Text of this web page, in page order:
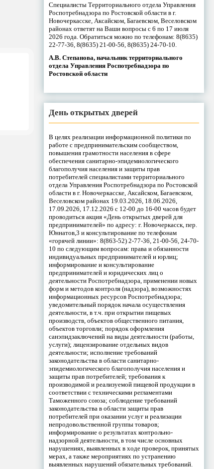
Специалисты Территориального отдела Управления
Роспотребнадзора по Ростовской области в г.
Новочеркасске, Аксайском, Багаевском, Веселовском
районах ответят на Ваши вопросы с 6 по 17 июля
2026 года. Обратиться можно по телефонам: 8(8635)
22-77-36, 8(8635) 21-00-56, 8(8635) 24-70-10.
А.В. Степанова, начальник территориального
отдела Управления Роспотребнадзора по
Ростовской области
День открытых дверей
В целях реализации информационной политики по
работе с предпринимательским сообществом,
повышения грамотности населения в сфере
обеспечения санитарно-эпидемиологического
благополучия населения и защиты прав
потребителей специалистами территориального
отдела Управления Роспотребнадзора по Ростовской
области в г. Новочеркасске, Аксайском, Багаевском,
Веселовском районах 19.03.2026, 18.06.2026,
17.09.2026, 17.12.2026 с 12-00 до 16-00 часов будет
проводиться акция «День открытых дверей для
предпринимателей» по адресу: г. Новочеркасск, пер.
Юннатов,3 и консультирование по телефонам
«горячей линии»: 8(863-52) 2-77-36, 21-00-56, 24-70-
10 по следующим вопросам: права и обязанности
индивидуальных предпринимателей и юрлиц;
информирование и консультирование
предпринимателей и юридических лиц о
деятельности Роспотребнадзора, применении новых
форм и методов контроля (надзора), возможностях
информационных ресурсов Роспотребнадзора;
уведомительный порядок начала осуществления
деятельности, в т.ч. при открытии пищевых
производств, объектов общественного питания,
объектов торговли; порядок оформления
санэпидзаключений на виды деятельности (работы,
услуги); лицензирование отдельных видов
деятельности; исполнение требований
законодательства в области санитарно-
эпидемиологического благополучия населения и
защиты прав потребителей; требования к
производимой и реализуемой пищевой продукции в
соответствии с техническими регламентами
Таможенного союза; соблюдение требований
законодательства в области защиты прав
потребителей при оказании услуг и реализации
непродовольственной группы товаров;
информирование о результатах контрольно-
надзорной деятельности, в том числе основных
нарушениях, выявленных в ходе проверок, принятых
мерах, а также мероприятиях по устранению
выявленных нарушений обязательных требований.